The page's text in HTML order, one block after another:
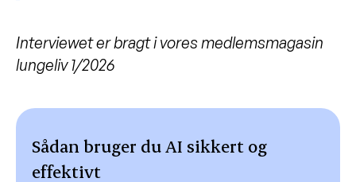
Interviewet er bragt i vores medlemsmagasin
lungeliv 1/2026
Sådan bruger du AI sikkert og
effektivt